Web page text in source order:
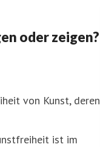
oder zeigen?
von Kunst, deren
ist im